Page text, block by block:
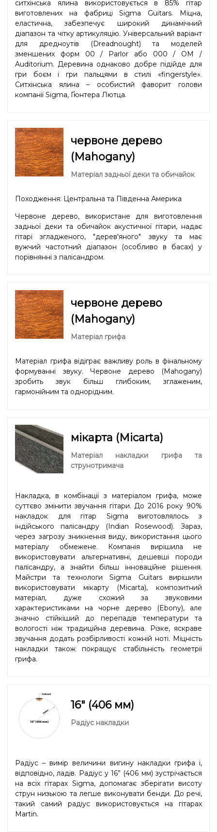
ситхінська ялина використовується в 85% гітар
виготовлених на фабриці Sigma Guitars. Міцна,
еластична, забезпечує широкий динамічний
діапазон та чітку артикуляцію. Універсальний варіант
для дредноутів (Dreadnought) та моделей
зменшених форм 00 / Parlor або 000 / OM /
Auditorium. Деревина однаково добре підійде для
гри боєм і гри пальцями в стилі «fingerstyle».
Ситхінська ялина – особистий фаворит голови
компанії Sigma, Ґюнтера Лютца.
червоне дерево
(Mahogany)
Матеріал задньої деки та обичайок
Походження: Центральна та Південна Америка
Червоне дерево, використане для виготовлення
задньої деки та обичайок акустичної гітари, надає
гітарі згладженого, "дерев'яного" звуку та має
вужчий частотний діапазон (особливо в басах) у
порівнянні з палісандром.
червоне дерево
(Mahogany)
Матеріал грифа
Матеріал грифа відіграє важливу роль в фінальному
формуванні звуку. Червоне дерево (Mahogany)
зробить звук більш глибоким, зглаженим,
гармонійним та однорідним.
мікарта (Micarta)
Матеріал накладки грифа та
струнотримача
Накладка, в комбінації з матеріалом грифа, може
суттєво змінити звучання гітари. До 2016 року 90%
накладок для гітар Sigma виготовлялось з
індійського палісандру (Indian Rosewood). Зараз,
через загрозу зникнення виду, використання цього
матеріалу обмежене. Компанія вирішила не
використовувати альтернативні, дешевші породи
палісандру, а знайти більш інноваційне рішення.
Майстри та технологи Sigma Guitars вирішили
використовувати мікарту (Micarta), композитний
матеріал, дуже схожий за звуковими
характеристиками на чорне дерево (Ebony), але
значно стійкіший до перепадів температури та
вологості ніж традиційна деревина. Різке, яскраве
звучання додать розбірливості кожній ноті. Міцність
накладки також покращує стабільність геометрії
грифа.
16" (406 мм)
Радіус накладки
Радіус – вимір величини вигину накладки грифа і,
відповідно, ладів. Радіус у 16” (406 мм) зустрічається
на всіх гітарах Sigma, допомагає зберігати висоту
струн низькою та легше виконувати бенди. До речі,
такий самий радіус використовується на гітарах
Martin.